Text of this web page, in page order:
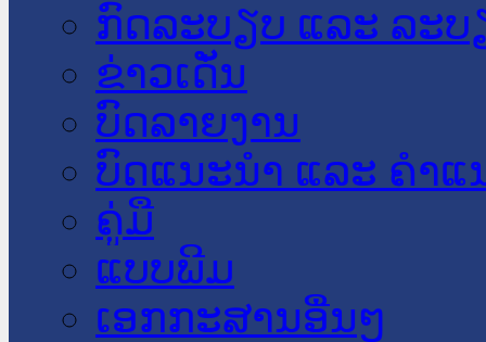
ກົດລະບຽບ ແລະ ລະບ
ຂ່າວເດັ່ນ
ບົດລາຍງານ
ບົດແນະນໍາ ແລະ ຄໍາແ
ຄູ່ມື
ແບບພີມ
ເອກກະສານອື່ນໆ